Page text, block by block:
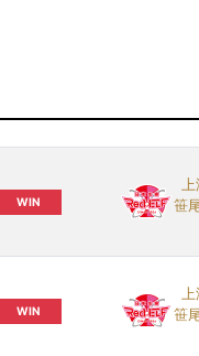
WIN
上
笹
WIN
上
笹